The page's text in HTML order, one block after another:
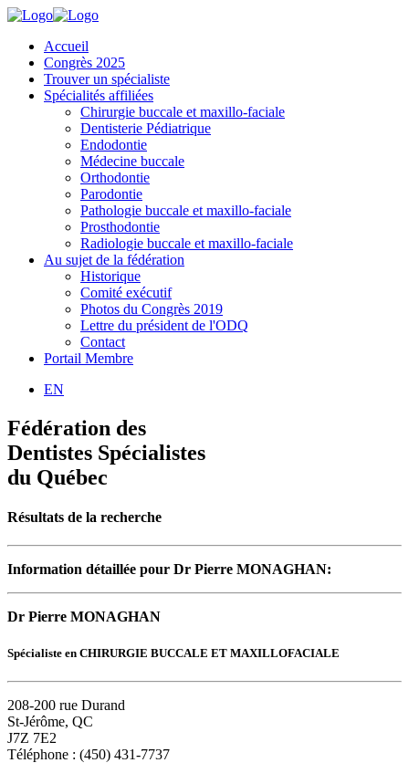
Accueil
Congrès 2025
Trouver un spécialiste
Spécialités affiliées
Chirurgie buccale et maxillo-faciale
Dentisterie Pédiatrique
Endodontie
Médecine buccale
Orthodontie
Parodontie
Pathologie buccale et maxillo-faciale
Prosthodontie
Radiologie buccale et maxillo-faciale
Au sujet de la fédération
Historique
Comité exécutif
Photos du Congrès 2019
Lettre du président de l'ODQ
Contact
Portail Membre
EN
Fédération des
Dentistes Spécialistes
du Québec
Résultats de la recherche
Information détaillée pour Dr Pierre MONAGHAN:
Dr Pierre MONAGHAN
Spécialiste en CHIRURGIE BUCCALE ET MAXILLOFACIALE
208-200 rue Durand
St-Jérôme, QC
J7Z 7E2
Téléphone : (450) 431-7737